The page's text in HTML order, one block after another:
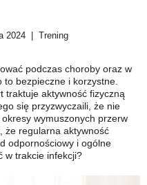
2024 Trening
podczas choroby oraz w
to bezpieczne i korzystne.
traktuje aktywność fizyczną
się przyzwyczaili, że nie
wymuszonych przerw
że regularna aktywność
odpornościowy i ogólne
w trakcie infekcji?